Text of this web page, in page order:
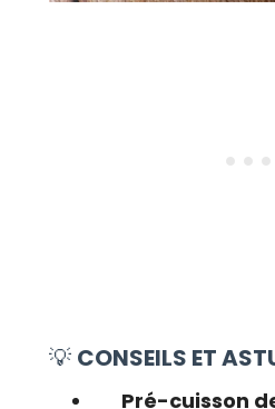
💡 CONSEILS ET
Pré-cuisson